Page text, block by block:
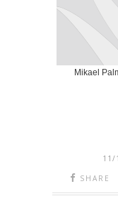
Mikael
11/
SHARE